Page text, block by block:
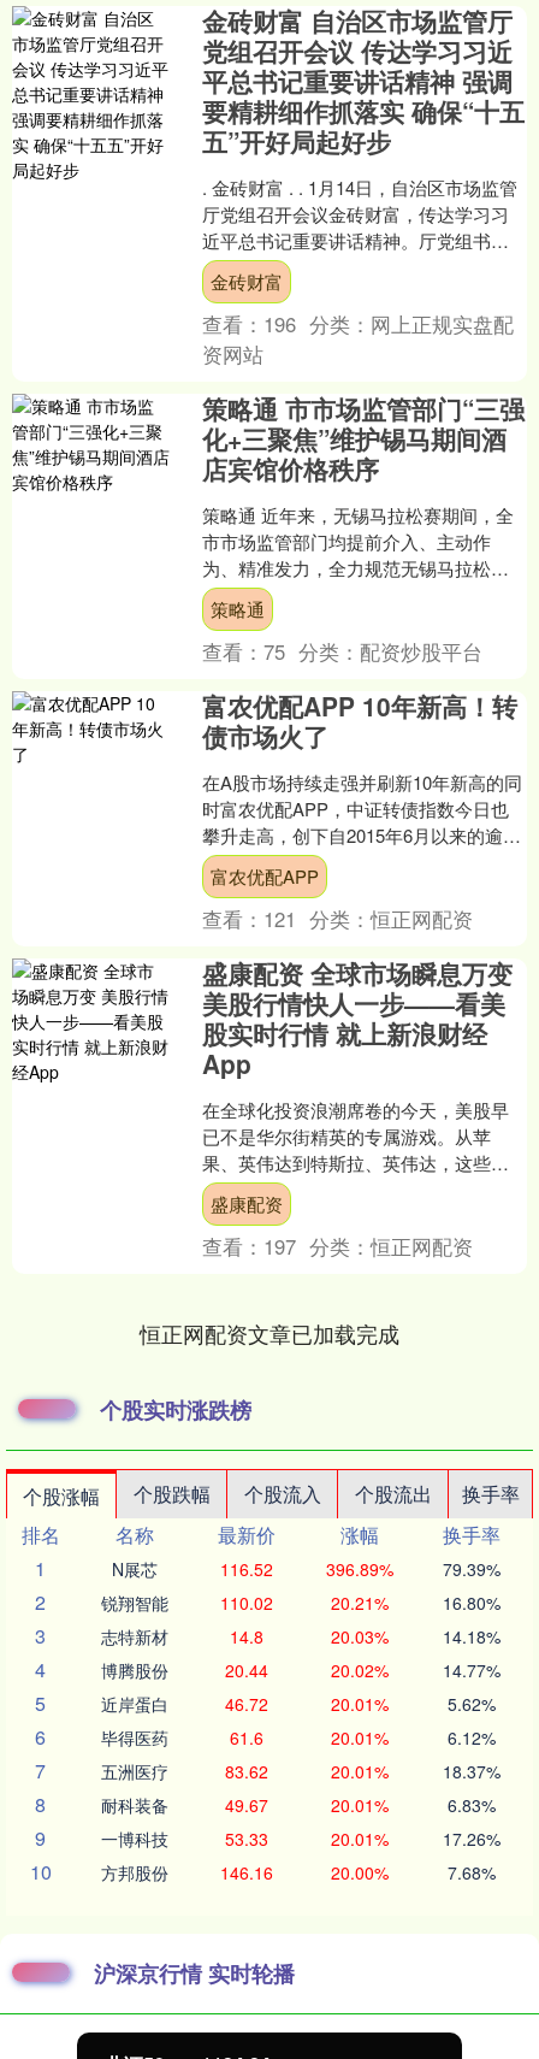
金砖财富 自治区市场监管厅
党组召开会议 传达学习习近
平总书记重要讲话精神 强调
要精耕细作抓落实 确保“十五
五”开好局起好步
. 金砖财富 . . 1月14日，自治区市场监管
厅党组召开会议金砖财富，传达学习习
近平总书记重要讲话精神。厅党组书
记、厅长，知识产权局局长马如林主持
会议。 会议....
金砖财富
查看： 196 分类： 网上正规实盘配
资网站
策略通 市市场监管部门“三强
化+三聚焦”维护锡马期间酒
店宾馆价格秩序
策略通 近年来，无锡马拉松赛期间，全
市市场监管部门均提前介入、主动作
为、精准发力，全力规范无锡马拉松赛
期间宾馆酒店市场价格秩序，有力保障
了消费者的合法权益。 强....
策略通
查看：75 分类： 配资炒股平台
富农优配APP 10年新高！转
债市场火了
在A股市场持续走强并刷新10年新高的同
时富农优配APP，中证转债指数今日也
攀升走高，创下自2015年6月以来的逾10
年高点。 中证转债指数近期表现不仅延
续了自2....
富农优配APP
查看： 121 分类：恒正网配资
盛康配资 全球市场瞬息万变
美股行情快人一步——看美
股实时行情 就上新浪财经
App
在全球化投资浪潮席卷的今天，美股早
已不是华尔街精英的专属游戏。从苹
果、英伟达到特斯拉、英伟达，这些耳
熟能详的科技巨头不仅塑造着未来，更
成为无数中国投资者资产配置....
盛康配资
查看： 197 分类：恒正网配资
恒正网配资文章已加载完成
个股实时涨跌榜
个股涨幅 个股跌幅 个股流入 个股流出
换手率
排名
名称 最新价 涨幅
换手率
1
N展芯 116.52 396.89% 79.39%
2 锐翔智能 110.02 20.21% 16.80%
3 志特新材 14.8 20.03% 14.18%
4 博腾股份 20.44 20.02% 14.77%
5 近岸蛋白 46.72 20.01% 5.62%
6 毕得医药 61.6 20.01% 6.12%
7 五洲医疗 83.62 20.01% 18.37%
8 耐科装备 49.67 20.01% 6.83%
9 一博科技 53.33 20.01% 17.26%
10 方邦股份 146.16 20.00% 7.68%
沪深京行情 实时轮播